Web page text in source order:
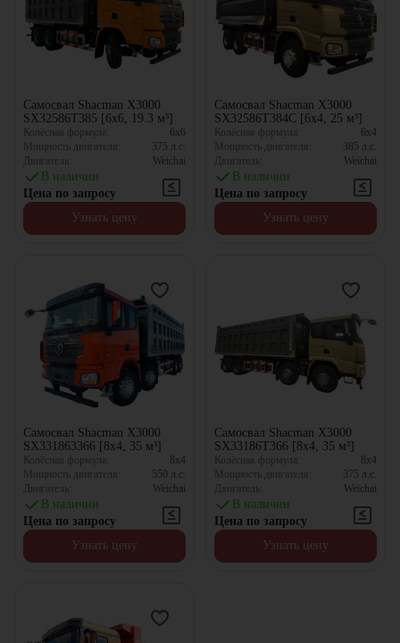
Самосвал Shacman X3000
SX32586T385 [6x6, 19.3 м³]
Колёсная формула:
6x6
Мощность двигателя:
375 л.с.
Двигатель:
Weichai
В наличии
Цена по запросу
Узнать цену
Самосвал Shacman X3000
SX32586T384C [6x4, 25 м³]
Колёсная формула:
6x4
Мощность двигателя:
385 л.с.
Двигатель:
Weichai
В наличии
Цена по запросу
Узнать цену
Самосвал Shacman X3000
SX331863366 [8x4, 35 м³]
Колёсная формула:
8x4
Мощность двигателя:
550 л.с.
Двигатель:
Weichai
В наличии
Цена по запросу
Узнать цену
Самосвал Shacman X3000
SX33186T366 [8x4, 35 м³]
Колёсная формула:
8x4
Мощность двигателя:
375 л.с.
Двигатель:
Weichai
В наличии
Цена по запросу
Узнать цену